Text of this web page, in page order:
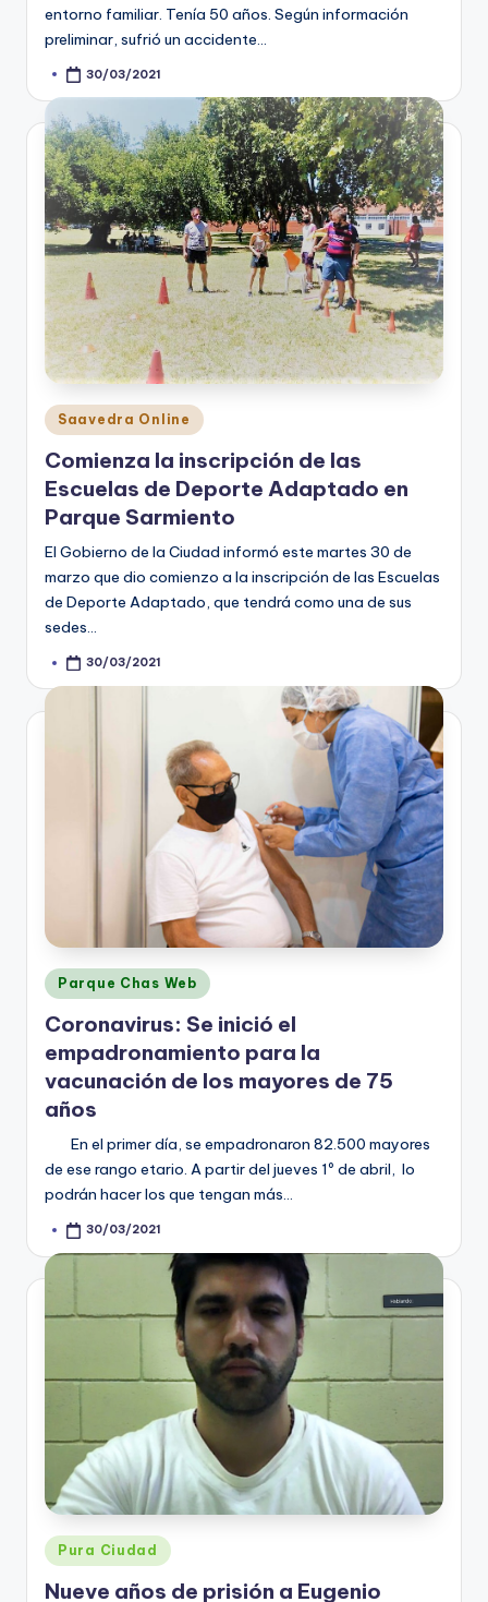
entorno familiar. Tenía 50 años. Según información
preliminar, sufrió un accidente…
Posted30/03/2021
Posted
in
Saavedra Online
Comienza la inscripción de las
Escuelas de Deporte Adaptado en
Parque Sarmiento
El Gobierno de la Ciudad informó este martes 30 de
marzo que dio comienzo a la inscripción de las Escuelas
de Deporte Adaptado, que tendrá como una de sus
sedes…
Posted30/03/2021
Posted
in
Parque Chas Web
Coronavirus: Se inició el
empadronamiento para la
vacunación de los mayores de 75
años
En el primer día, se empadronaron 82.500 mayores
de ese rango etario. A partir del jueves 1º de abril, lo
podrán hacer los que tengan más…
Posted30/03/2021
Posted
in
Pura Ciudad
Nueve años de prisión a Eugenio